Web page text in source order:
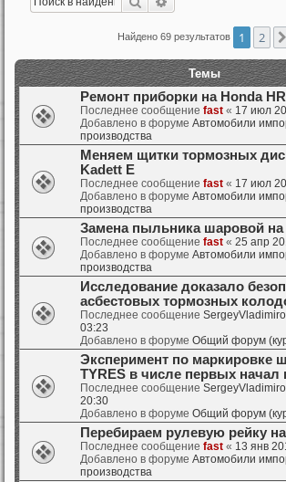
Найдено 69 результатов 1 2
Темы
Ремонт приборки на Honda
Последнее сообщение fast « 17 июл
Добавлено в форуме Автомобили
производства
Меняем щитки тормозных
Kadett E
Последнее сообщение fast « 17 июл
Добавлено в форуме Автомобили
производства
Замена пыльника шаровой на
Последнее сообщение fast « 25 апр
Добавлено в форуме Автомобили
производства
Исследование доказало
асбестовых тормозных
Последнее сообщение
03:23
Добавлено в форуме Общий форум
Эксперимент по маркировке
TYRES в числе первых начал
Последнее сообщение
20:30
Добавлено в форуме Общий форум
Перебираем рулевую рейку
Последнее сообщение fast « 13 янв
Добавлено в форуме Автомобили
производства